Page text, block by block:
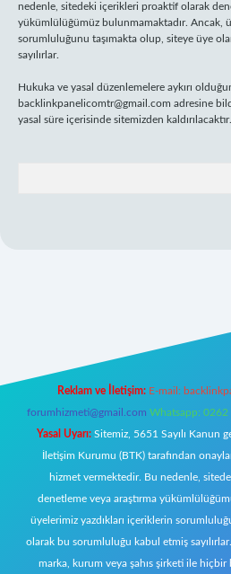
nedenle, sitedeki içerikleri proaktif olarak
yükümlülüğümüz bulunmamaktadır. Ancak,
sorumluluğunu taşımakta olup, siteye üye
sayılırlar.
Hukuka ve yasal düzenlemelere aykırı
backlinkpanelicomtr@gmail.com adresine
yasal süre içerisinde sitemizden kaldırılacaktır.
Reklam ve İletişim: E-mail:
forumhizmeti@gmail.com Whatsapp:
Yasal Uyarı: Sitemiz, 5651 Sayılı Kanun
İletişim Kurumu (BTK) tarafından
hizmet vermektedir. Bu nedenle,
denetleme veya araştırma
üyelerimiz yazdıkları içeriklerin
olarak bu sorumluluğu kabul etmiş
marka, kurum veya şahıs şirketi ile hiçbir